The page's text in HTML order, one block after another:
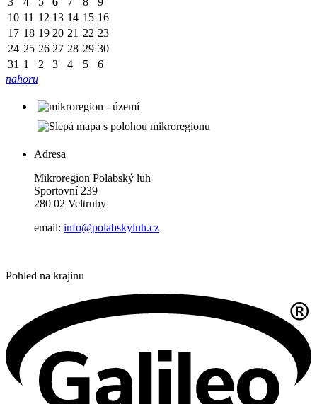
10 11 12 13 14 15 16
17 18 19 20 21 22 23
24 25 26 27 28 29 30
31 1 2 3 4 5
6
nahoru
Adresa
Mikroregion Polabský luh
Sportovní 239
280 02 Veltruby
email: info@polabskyluh.cz
Pohled na krajinu